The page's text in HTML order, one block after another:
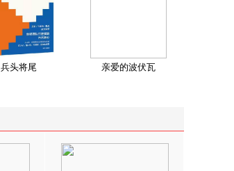
兵头将尾 亲爱的波伏瓦